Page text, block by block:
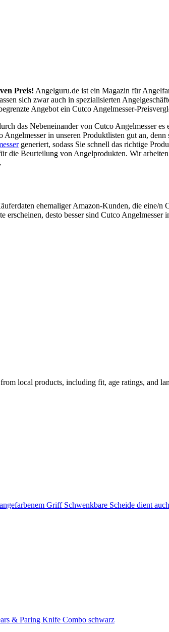
Preis! Angelguru.de ist ein Magazin für
sich zwar auch in spezialisierten
Angebot ein Cutco Angelmesser-
das Nebeneinander von Cutco Angelmesser
in unseren Produktlisten gut an,
generiert, sodass Sie schnell das richtige
die Beurteilung von Angelprodukten. Wir
ehemaliger Amazon-Kunden, die eine/n
desto besser sind Cutco
local products, including fit, age ratings, and
Griff Schwenkbare Scheide dient
& Paring Knife Combo schwarz